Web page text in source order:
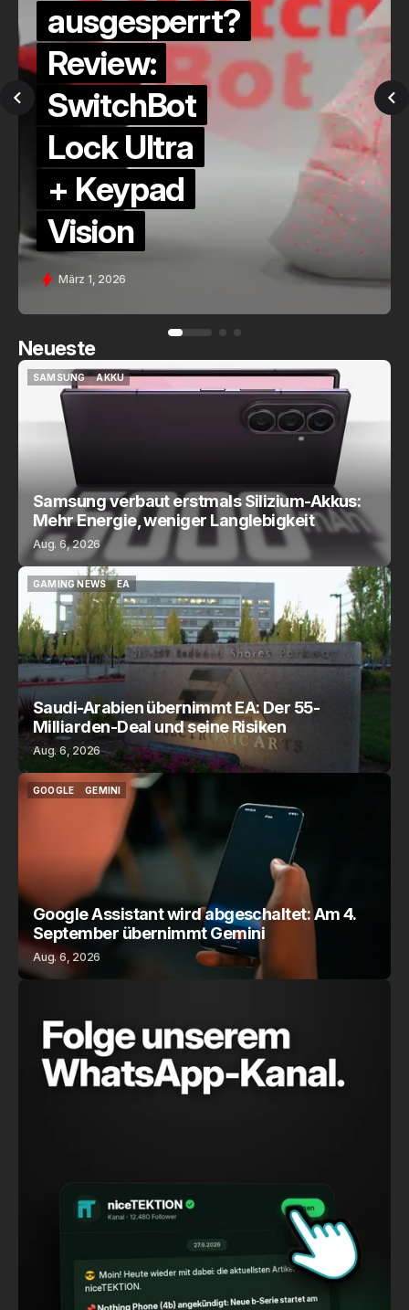
Die Alexa-
Alternative?
QuickCheck:
Home
Assistant
Voice (PE)
Feb. 9, 2026
Neueste
SAMSUNG
SAMSUNG
AKKU
AKKU
Samsung verbaut erstmals Silizium-Akkus:
Mehr Energie, weniger Langlebigkeit
Aug. 6, 2026
GAMING NEWS
GAMING NEWS
EA
EA
Saudi-Arabien übernimmt EA: Der 55-
Milliarden-Deal und seine Risiken
Aug. 6, 2026
GOOGLE
GEMINI
Google Assistant wird abgeschaltet: Am 4.
September übernimmt Gemini
Aug. 6, 2026